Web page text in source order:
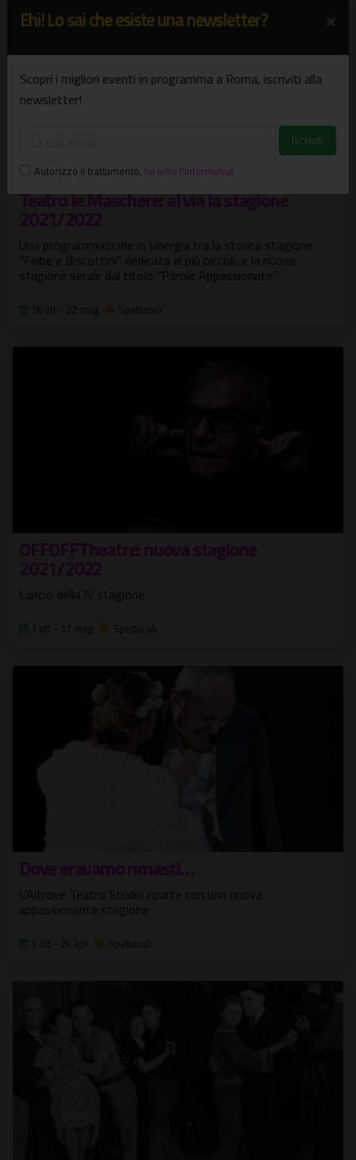
Teatro le Maschere: al via la stagione
2021/2022
Una programmazione in sinergia tra la storica stagione
"Fiabe e Biscottini" dedicata ai più piccoli, e la nuova
stagione serale dal titolo "Parole Appassionate"
16 ott - 22 mag Spettacoli
OFFOFFTheatre: nuova stagione
2021/2022
Lancio della IV stagione
1 ott - 17 mag Spettacoli
Dove eravamo rimasti…
L'Altrove Teatro Studio riparte con una nuova
appassionante stagione
1 ott - 24 apr Spettacoli
Ehi! Lo sai che esiste una newsletter?
Scopri i migliori eventi in programma a Roma, iscriviti alla
newsletter!
Autorizzo il trattamento, ho letto l'informativa